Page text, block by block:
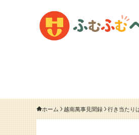
ホーム 越南萬事見聞録 行き当たり